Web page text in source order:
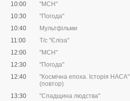
10:00
"МСН"
10:30
"Погода"
10:40
Мультфільми
11:00
Т/с "Єліза"
12:00
"МСН"
12:30
"Погода"
12:40
"Космічна епоха. Історія НАСА"
(повтор)
13:30
"Спадщина людства"